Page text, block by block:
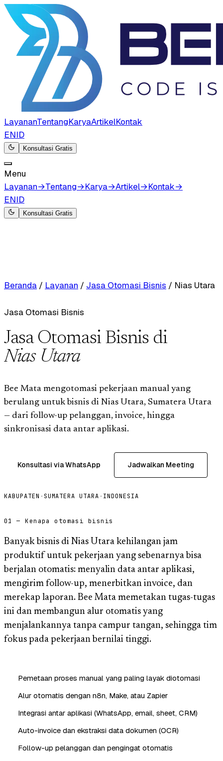
LayananTentangKaryaArtikelKontak
ENID
Konsultasi Gratis
Menu
Layanan→Tentang→Karya→Artikel→Kontak→
ENID
Konsultasi Gratis
Beranda / Layanan / Jasa Otomasi Bisnis / Nias Utara
Jasa Otomasi Bisnis
Jasa Otomasi Bisnis di
Nias Utara
Bee Mata mengotomasi pekerjaan manual yang
berulang untuk bisnis di Nias Utara, Sumatera Utara
— dari follow-up pelanggan, invoice, hingga
sinkronisasi data antar aplikasi.
Konsultasi via WhatsApp Jadwalkan Meeting
KABUPATEN · SUMATERA UTARA · INDONESIA
01 — Kenapa otomasi bisnis
Banyak bisnis di Nias Utara kehilangan jam
produktif untuk pekerjaan yang sebenarnya bisa
berjalan otomatis: menyalin data antar aplikasi,
mengirim follow-up, menerbitkan invoice, dan
merekap laporan. Bee Mata memetakan tugas-tugas
ini dan membangun alur otomatis yang
menjalankannya tanpa campur tangan, sehingga tim
fokus pada pekerjaan bernilai tinggi.
Pemetaan proses manual yang paling layak diotomasi
Alur otomatis dengan n8n, Make, atau Zapier
Integrasi antar aplikasi (WhatsApp, email, sheet, CRM)
Auto-invoice dan ekstraksi data dokumen (OCR)
Follow-up pelanggan dan pengingat otomatis